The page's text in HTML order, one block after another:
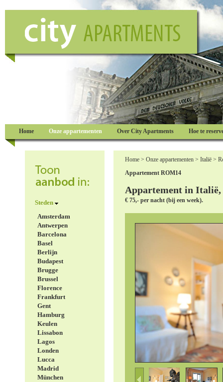
Steden
Amsterdam
Antwerpen
Barcelona
Basel
Berlijn
Budapest
Brugge
Brussel
Florence
Frankfurt
Gent
Hamburg
Keulen
Lissabon
Lagos
Londen
Lucca
Madrid
München
Home > Onze appartementen > Italië >
Appartement ROM14
Appartement in Italië,
€ 75,- per nacht (bij een week).
Home Onze appartementen Over City Apartments Hoe te